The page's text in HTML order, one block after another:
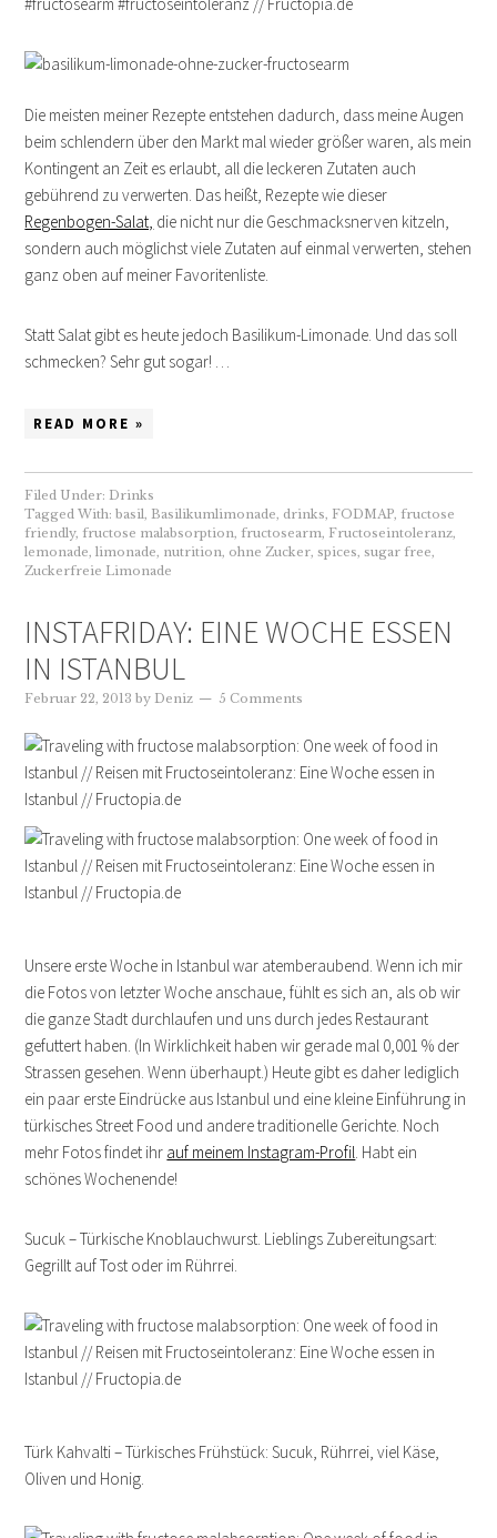
Die meisten meiner Rezepte entstehen dadurch, dass meine Augen
beim schlendern über den Markt mal wieder größer waren, als mein
Kontingent an Zeit es erlaubt, all die leckeren Zutaten auch
gebührend zu verwerten. Das heißt, Rezepte wie dieser
Regenbogen-Salat, die nicht nur die Geschmacksnerven kitzeln,
sondern auch möglichst viele Zutaten auf einmal verwerten, stehen
ganz oben auf meiner Favoritenliste.
Statt Salat gibt es heute jedoch Basilikum-Limonade. Und das soll
schmecken? Sehr gut sogar! …
READ MORE »
Filed Under:Drinks
Tagged With:basil,Basilikumlimonade, drinks, FODMAP,fructose
friendly,fructose malabsorption,fructosearm, Fructoseintoleranz,
lemonade,limonade, nutrition, ohne Zucker, spices, sugar free,
Zuckerfreie Limonade
INSTAFRIDAY: EINE WOCHE ESSEN
IN ISTANBUL
Februar 22, 2013 byDeniz 5 Comments
Unsere erste Woche in Istanbul war atemberaubend. Wenn ich mir
die Fotos von letzter Woche anschaue, fühlt es sich an, als ob wir
die ganze Stadt durchlaufen und uns durch jedes Restaurant
gefuttert haben. (In Wirklichkeit haben wir gerade mal 0,001 % der
Strassen gesehen. Wenn überhaupt.) Heute gibt es daher lediglich
ein paar erste Eindrücke aus Istanbul und eine kleine Einführung in
türkisches Street Food und andere traditionelle Gerichte. Noch
mehr Fotos findet ihr auf meinem Instagram-Profil. Habt ein
schönes Wochenende!
Sucuk – Türkische Knoblauchwurst. Lieblings Zubereitungsart:
Gegrillt auf Tost oder im Rührrei.
Türk Kahvalti – Türkisches Frühstück: Sucuk, Rührrei, viel Käse,
Oliven und Honig.